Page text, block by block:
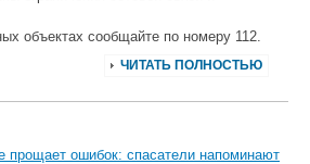
объектах сообщайте по номеру 112.
ЧИТАТЬ ПОЛНОСТЬЮ
прощает ошибок: спасатели напоминают